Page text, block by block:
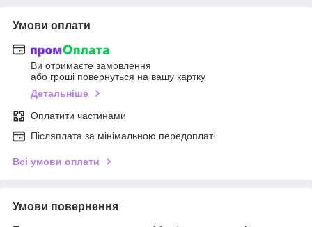
Умови оплати
Ви отримаєте замовлення
або гроші повернуться на вашу картку
Детальніше
Оплатити частинами
Післяплата за мінімальною передоплаті
Всі умови оплати
Умови повернення